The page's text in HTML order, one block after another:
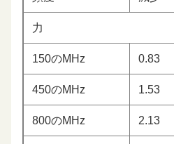
力
150のMHz 0.83
450のMHz 1.53
800のMHz 2.13